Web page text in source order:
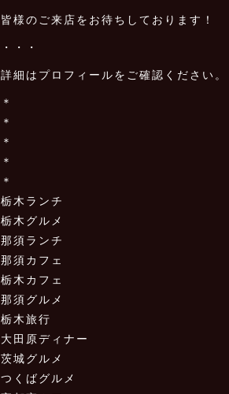
皆様のご来店をお待ちしております！
・・・
詳細はプロフィールをご確認ください。
＊
＊
＊
＊
＊
栃木ランチ
栃木グルメ
那須ランチ
那須カフェ
栃木カフェ
那須グルメ
栃木旅行
大田原ディナー
茨城グルメ
つくばグルメ